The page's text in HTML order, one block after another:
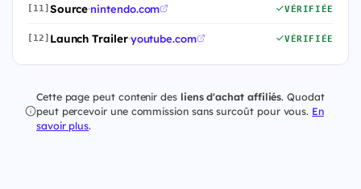
[11] Source·nintendo.com VÉRIFIÉE
[12] Launch Trailer·youtube.com VÉRIFIÉE
Cette page peut contenir des liens d'achat affiliés. Quodat
peut percevoir une commission sans surcoût pour vous. En
savoir plus.